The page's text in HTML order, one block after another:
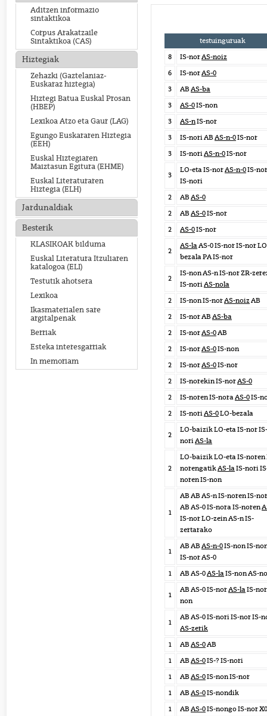
Aditzen informazio
sintaktikoa
Corpus Arakatzaile
Sintaktikoa (CAS)
Hiztegiak
Zehazki (Gaztelaniaz-
Euskaraz hiztegia)
Hiztegi Batua Euskal Prosan
(HBEP)
Lexikoa Atzo eta Gaur (LAG)
Egungo Euskararen Hiztegia
(EEH)
Euskal Hiztegiaren
Maiztasun Egitura (EHME)
Euskal Literaturaren
Hiztegia (ELH)
Jardunaldiak
Besterik
KLASIKOAK bilduma
Euskal Literatura Itzuliaren
katalogoa (ELI)
Testutik ahotsera
Lexikoa
Ikasmaterialen sare
argitalpenak
Berriak
Esteka interesgarriak
In memoriam
testuinguruak
8
IS-norAS-noiz
6
IS-norAS-0
3
AB AS-ba
3
AS-0IS-non
3
AS-nIS-nor
3
IS-nori AB AS-n-0IS-nor
3
IS-noriAS-n-0IS-nor
3
LO-eta IS-norAS-n-0IS-nor
IS-nori
2
AB AS-0
2
AB AS-0IS-nor
2
AS-0IS-nor
2
AS-laAS-0 IS-nor IS-nor
bezala PA IS-nor
2
IS-non AS-n IS-nor ZR-
IS-noriAS-nola
2
IS-non IS-norAS-noiz AB
2
IS-nor AB AS-ba
2
IS-norAS-0AB
2
IS-norAS-0IS-non
2
IS-norAS-0IS-nor
2
IS-norekin IS-norAS-0
2
IS-noren IS-noraAS-0IS-
2
IS-noriAS-0LO-bezala
2
LO-baizik LO-eta IS-nor IS-
noriAS-la
2
LO-baizik LO-eta IS-noren
norengatikAS-laIS-nori
noren IS-non
1
AB AB AS-n IS-noren IS-nor
AB AS-0 IS-nora IS-noren
IS-nor LO-zein AS-n IS-
zertarako
1
AB AB AS-n-0IS-non IS-
IS-nor AS-0
1
AB AS-0AS-laIS-non AS-
1
AB AS-0 IS-norAS-laIS-
non
1
AB AS-0 IS-nori IS-nor IS-
AS-zerik
1
AB AS-0AB
1
AB AS-0IS-? IS-nori
1
AB AS-0IS-non IS-nor
1
AB AS-0IS-nondik
1
AB AS-0IS-nongo IS-nor X0